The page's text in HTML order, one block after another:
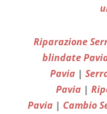
Riparazione
blindate
Pavia |
Pavia |
Pavia | Cambio